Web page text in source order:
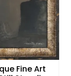
Fine Art